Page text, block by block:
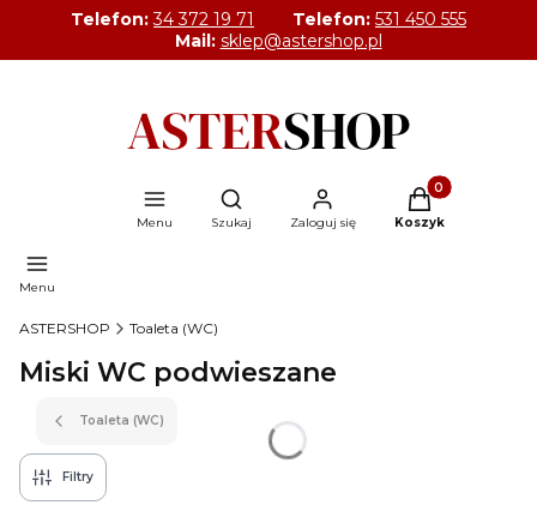
Telefon: 34 372 19 71 Telefon: 531 450 555
Mail: sklep@astershop.pl
Menu
Otwórz wyszukiwarkę
Szukaj Zaloguj się
Produkty w
Koszyk
Menu
ASTERSHOP Toaleta (WC)
Miski WC podwieszane
Toaleta (WC)
Filtry